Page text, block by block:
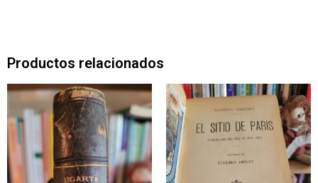
Productos relacionados